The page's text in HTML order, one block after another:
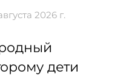
2026 г.
дети